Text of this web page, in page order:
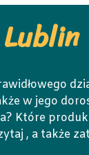
w jego
Które
, a także